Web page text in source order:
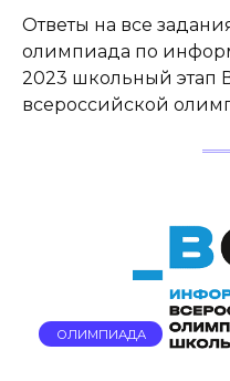
Ответы на все
олимпиада по
2023 школьный
всероссийской
ОЛИМПИАДА